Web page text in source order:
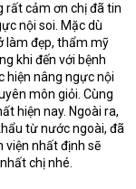
rất cảm ơn chị đã tin
nội soi. Mặc dù
làm đẹp, thẩm mỹ
khi đến với bệnh
hiện nâng ngực nội
môn giỏi. Cùng
hiện nay. Ngoài ra,
từ nước ngoài, đã
viện nhất định sẽ
chị nhé.